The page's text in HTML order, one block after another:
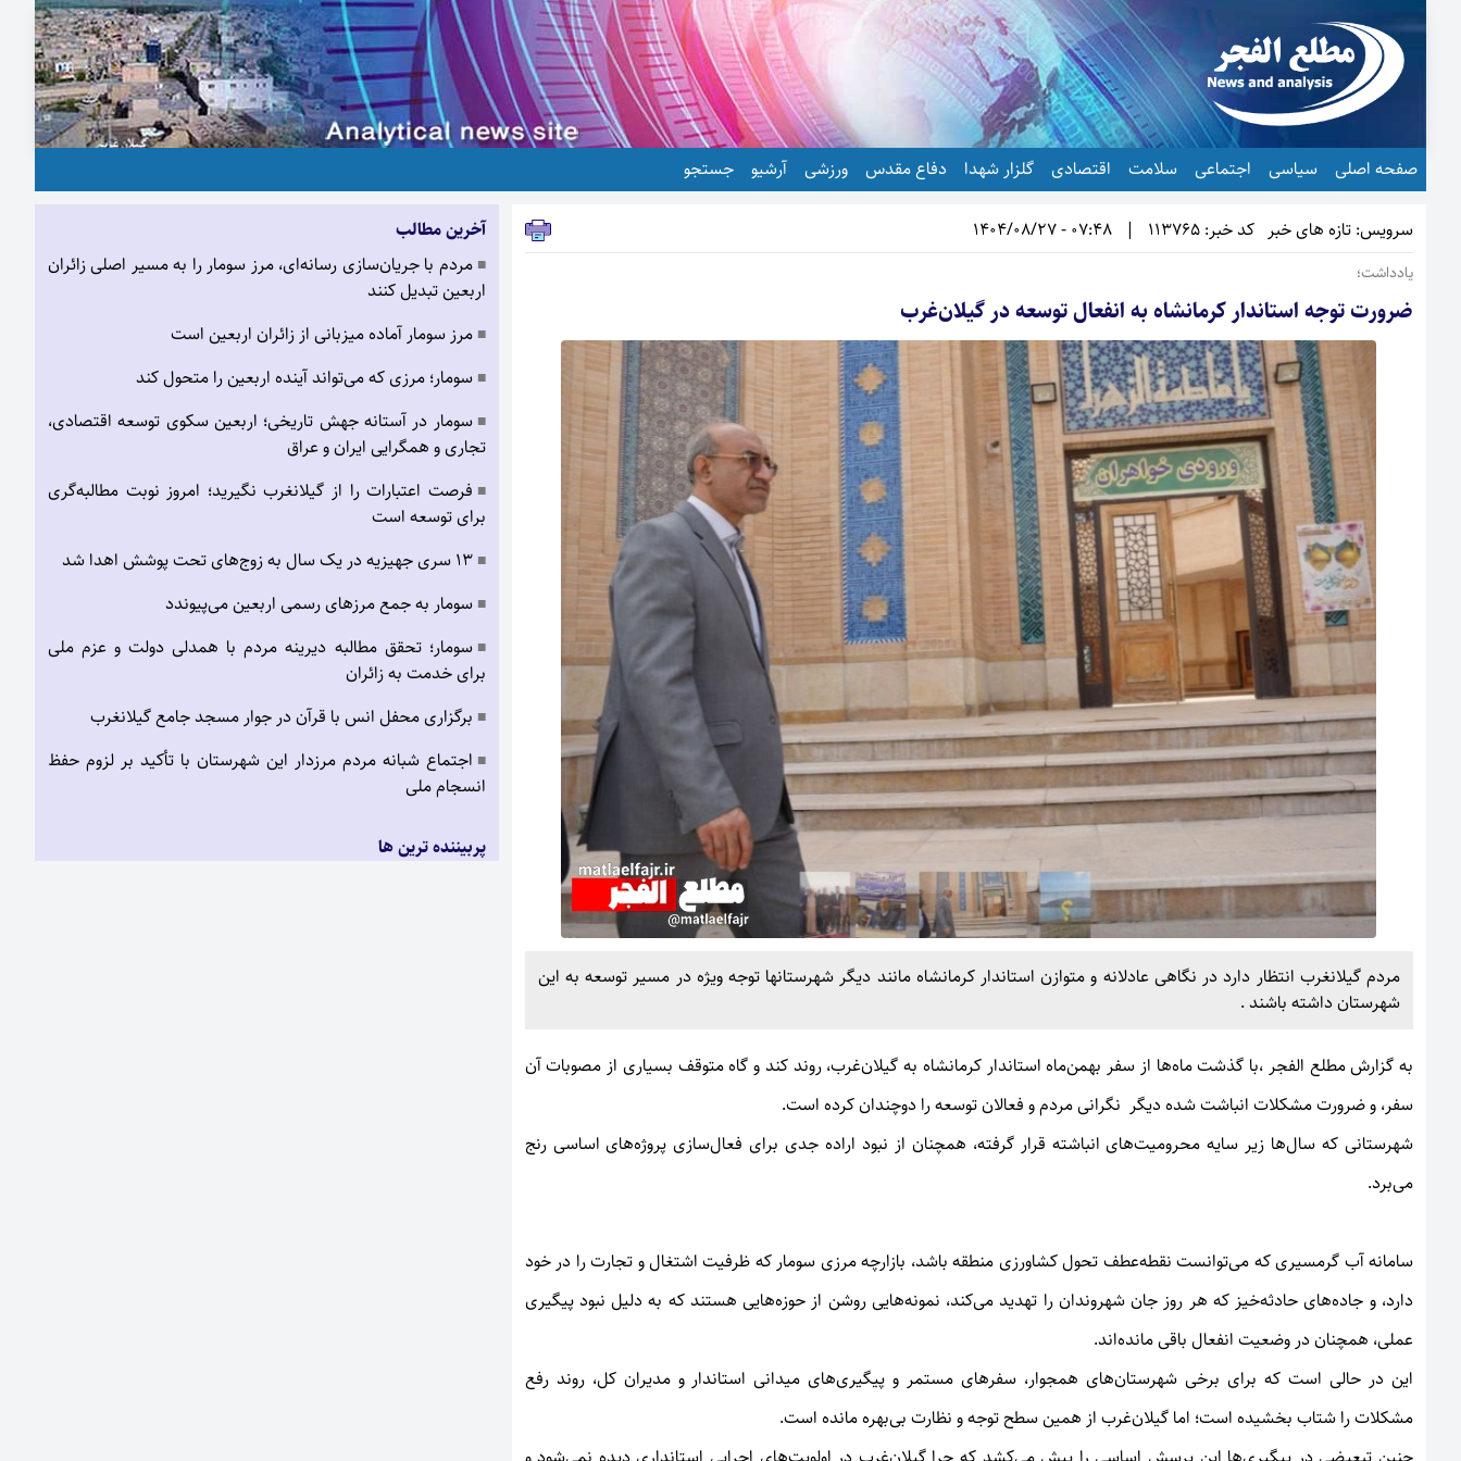
صفحه اصلی سیاسی اجتماعی سلامت اقتصادی گلزار شهدا دفاع مقدس ورزشی آرشیو جستجو
سرویس: تازه های خبر کد خبر: 113765 |
07:48 - 1404/08/27
یادداشت؛
ضرورت توجه استاندار کرمانشاه به انفعال توسعه‌ در گیلان‌غرب
مردم گیلانغرب انتظار دارد در نگاهی عادلانه و متوازن استاندار کرمانشاه مانند دیگر شهرستانها توجه ویژه در مسیر توسعه به این
شهرستان داشته باشند .
به گزارشمطلع الفجر ،با گذشت ماه‌ها از سفر بهمن‌ماه استاندار کرمانشاه به گیلان‌غرب، روند کند و گاه متوقف بسیاری از مصوبات آن
سفر، و ضرورت مشکلات انباشت شده دیگر نگرانی مردم و فعالان توسعه را دوچندان کرده است.
شهرستانی که سال‌ها زیر سایه محرومیت‌های انباشته قرار گرفته، همچنان از نبود اراده جدی برای فعال‌سازی پروژه‌های اساسی رنج
می‌برد.
سامانه آب گرمسیری که می‌توانست نقطه‌عطف تحول کشاورزی منطقه باشد، بازارچه مرزی سومار که ظرفیت اشتغال و تجارت را در خود
دارد، و جاده‌های حادثه‌خیز که هر روز جان شهروندان را تهدید می‌کند، نمونه‌هایی روشن از حوزه‌هایی هستند که به دلیل نبود پیگیری
عملی، همچنان در وضعیت انفعال باقی مانده‌اند.
این در حالی است که برای برخی شهرستان‌های همجوار، سفرهای مستمر و پیگیری‌های میدانی استاندار و مدیران کل، روند رفع
مشکلات را شتاب بخشیده است؛ اما گیلان‌غرب از همین سطح توجه و نظارت بی‌بهره مانده است.
آخرین مطالب
■ مردم با جریان‌سازی رسانه‌ای، مرز سومار را به مسیر اصلی زائران
اربعین تبدیل کنند
■ مرز سومار آماده میزبانی از زائران اربعین است
■ سومار؛ مرزی که می‌تواند آینده اربعین را متحول کند
■ سومار در آستانه جهش تاریخی؛ اربعین سکوی توسعه اقتصادی،
تجاری و همگرایی ایران و عراق
■ فرصت اعتبارات را از گیلانغرب نگیرید؛ امروز نوبت مطالبه‌گری
برای توسعه است
■ ۱۳ سری جهیزیه در یک سال به زوج‌های تحت پوشش اهدا شد
■ سومار به جمع مرزهای رسمی اربعین می‌پیوندد
■ سومار؛ تحقق مطالبه دیرینه مردم با همدلی دولت و عزم ملی
برای خدمت به زائران
■ برگزاری محفل انس با قرآن در جوار مسجد جامع گیلانغرب
■ اجتماع شبانه مردم مرزدار این شهرستان با تأکید بر لزوم حفظ
انسجام ملی
پربیننده ترین ها